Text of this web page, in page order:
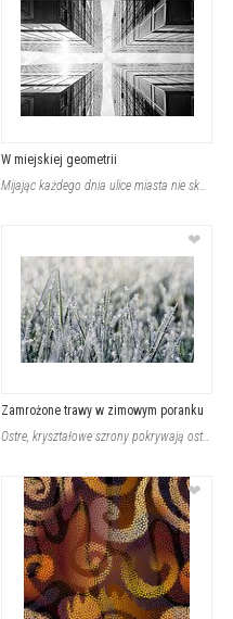
W miejskiej geometrii
❤
Zamrożone trawy w zimowym poranku
Ostre, kryształowe szrony pokrywają ostre trawy na mroźnym, zimnym poranku. Kont
❤